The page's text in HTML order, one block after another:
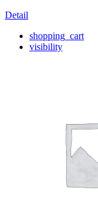
Detail
shopping_cart
visibility